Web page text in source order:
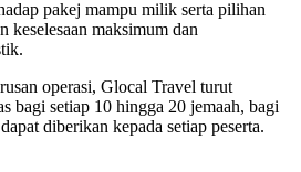
pakej mampu milik serta pilihan
keselesaan maksimum dan
operasi, Glocal Travel turut
bagi setiap 10 hingga 20 jemaah, bagi
diberikan kepada setiap peserta.